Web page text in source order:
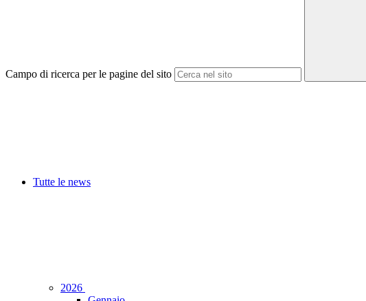
Campo di ricerca per le pagine del sito
Tutte le news
2026